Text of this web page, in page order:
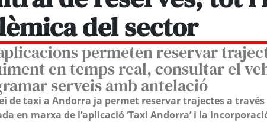
del sector
permeten reservar
en temps real, consultar el
serveis amb antelació
de taxi a Andorra ja permet reservar trajectes a
en marxa de l’aplicació ‘Taxi Andorra’ i la